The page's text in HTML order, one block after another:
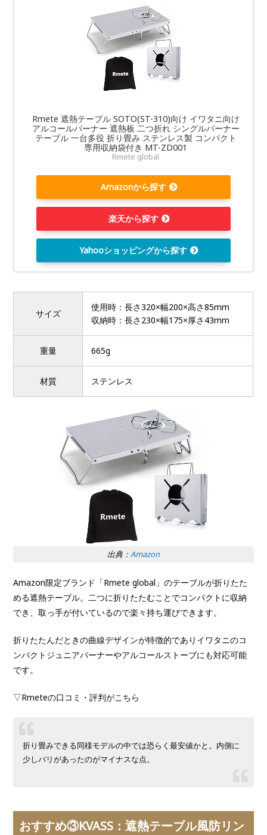
Rmete 遮熱テーブル SOTO(ST-310)向け イワタニ向け
アルコールバーナー 遮熱板 二つ折れ シングルバーナー
テーブル 一台多役 折り畳み ステンレス製 コンパクト
専用収納袋付き MT-ZD001
Rmete global
Amazonから探す
楽天から探す
Yahooショッピングから探す
サイズ
使用時：長さ320×幅200×高さ85mm
収納時：長さ230×幅175×厚さ43mm
重量 665g
材質 ステンレス
出典： Amazon
Amazon限定ブランド「Rmete global」のテーブルが折りたた
める遮熱テーブル。二つに折りたたむことでコンパクトに収納
でき、取っ手が付いているので楽々持ち運びできます。
折りたたんだときの曲線デザインが特徴的でありイワタニのコ
ンパクトジュニアバーナーやアルコールストーブにも対応可能
です。
▽Rmeteの口コミ・評判がこちら
折り畳みできる同様モデルの中では恐らく最安値かと。内側に
少しバリがあったのがマイナスな点。
おすすめ③KVASS：遮熱テーブル風防リン